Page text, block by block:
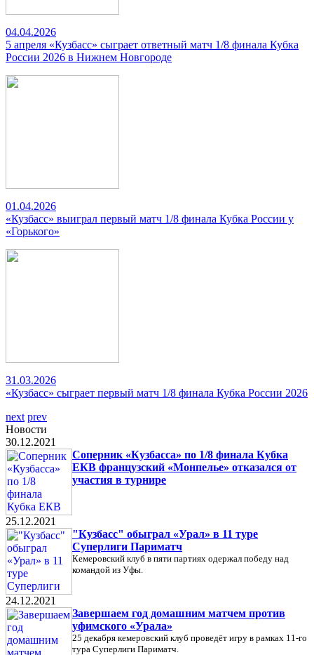
04.04.2026
5 апреля «Кузбасс» сыграет ответный матч 1/8 финала Кубка
России 2026 в Нижнем Новгороде
01.04.2026
«Кузбасс» выиграл первый матч 1/8 финала Кубка России у
«Горького»
31.03.2026
«Кузбасс» сыграет первый матч 1/8 финала Кубка России 2026
next prev
Новости
30.12.2021
Соперник «Кузбасса» по 1/8 финала Кубка
ЕКВ французский «Монпелье» отказался от
участия в турнире
25.12.2021
"Кузбасс" обыграл «Урал» в 11 туре
Суперлиги Париматч
Кемеровский клуб в пяти партиях одержал победу над
командой из Уфы.
24.12.2021
Завершаем год домашним матчем против
уфимского «Урала»
25 декабря кемеровский клуб проведёт игру в рамках 11-го
тура Суперлиги Париматч.